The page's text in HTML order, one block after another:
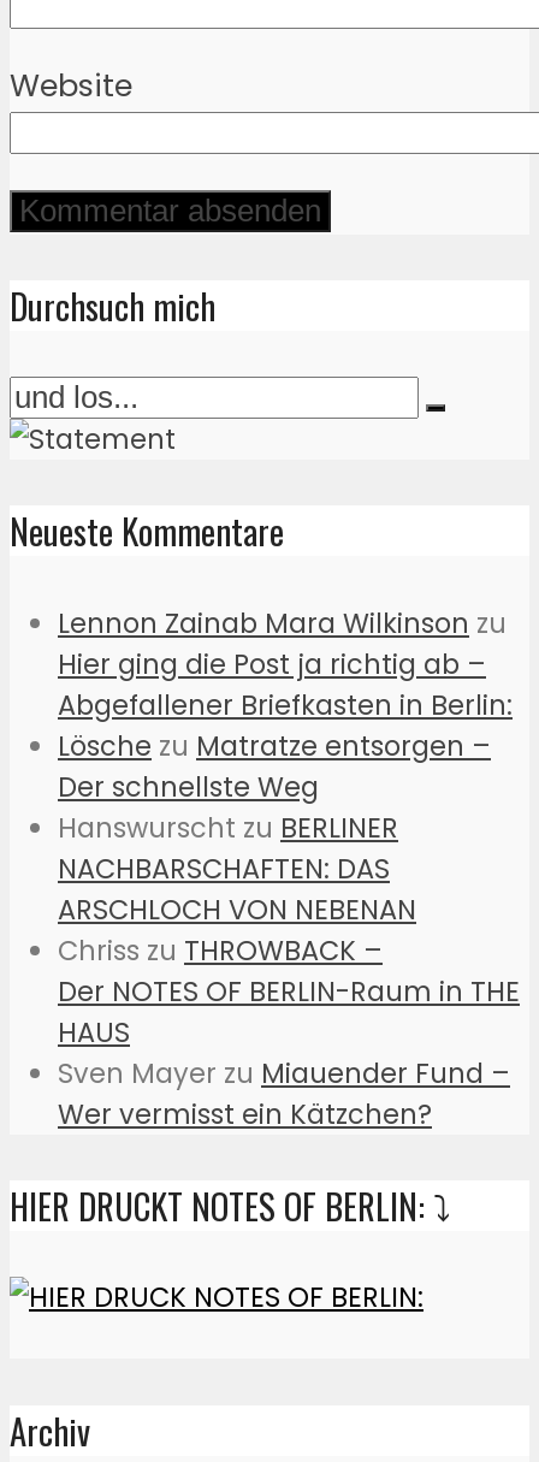
Website
Durchsuch mich
Neueste Kommentare
Lennon Zainab Mara Wilkinson zu
Hier ging die Post ja richtig ab –
Abgefallener Briefkasten in Berlin:
Lösche zu Matratze entsorgen –
Der schnellste Weg
Hanswurscht zu BERLINER
NACHBARSCHAFTEN: DAS
ARSCHLOCH VON NEBENAN
Chriss zu THROWBACK –
Der NOTES OF BERLIN-Raum in THE
HAUS
Sven Mayer zu Miauender Fund –
Wer vermisst ein Kätzchen?
HIER DRUCKT NOTES OF BERLIN: ⤵️
Archiv